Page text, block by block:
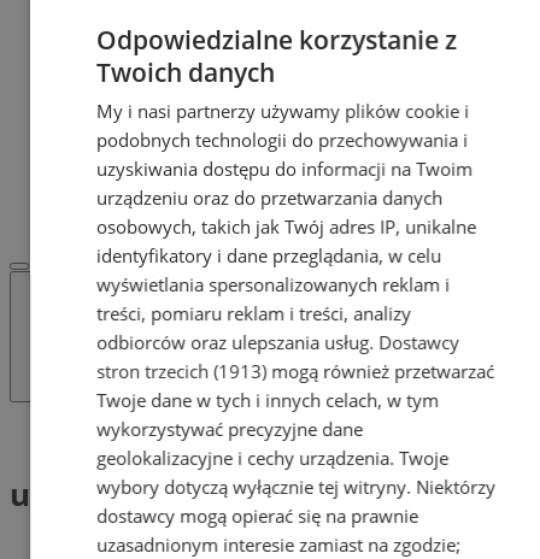
OGŁOSZENIA
Dodaj ogłoszenie
POLECAMY
Protocol IT
Pracuj.pl - praca w Zabrzu
Praca Zabrze
REKLAMA
WSPÓŁPRACA
Tag: ubezpieczenie szkolne
ubezpieczenie szkolne (1)
Odpowiedzialne korzystanie z
Twoich danych
My i nasi partnerzy używamy plików cookie i
podobnych technologii do przechowywania i
uzyskiwania dostępu do informacji na Twoim
urządzeniu oraz do przetwarzania danych
osobowych, takich jak Twój adres IP, unikalne
identyfikatory i dane przeglądania, w celu
wyświetlania spersonalizowanych reklam i
treści, pomiaru reklam i treści, analizy
odbiorców oraz ulepszania usług. Dostawcy
stron trzecich (1913)mogą również przetwarzać
Twoje dane w tych i innych celach, w tym
wykorzystywać precyzyjne dane
geolokalizacyjne i cechy urządzenia. Twoje
wybory dotyczą wyłącznie tej witryny. Niektórzy
dostawcy mogą opierać się na prawnie
uzasadnionym interesie zamiast na zgodzie;